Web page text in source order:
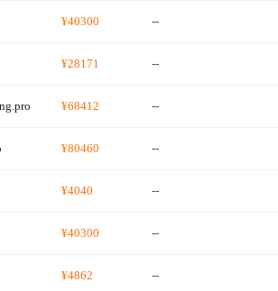
¥40300 --
¥28171 --
¥68412 --
¥80460 --
¥4040 --
¥40300 --
¥4862 --